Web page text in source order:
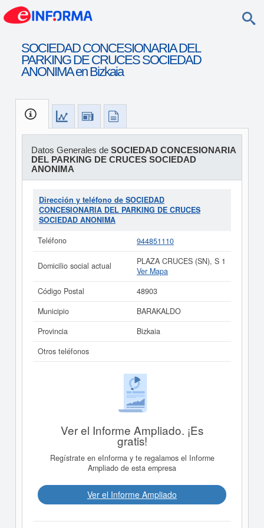
SOCIEDAD CONCESIONARIA DEL
PARKING DE CRUCES SOCIEDAD
ANONIMA en Bizkaia
Datos Generales de SOCIEDAD CONCESIONARIA
DEL PARKING DE CRUCES SOCIEDAD
ANONIMA
Dirección y teléfono de SOCIEDAD
CONCESIONARIA DEL PARKING DE CRUCES
SOCIEDAD ANONIMA
Teléfono
944851110
Domicilio social actual
PLAZA CRUCES (SN), S 1
Ver Mapa
Código Postal
48903
Municipio
BARAKALDO
Provincia
Bizkaia
Otros teléfonos
Ver el Informe Ampliado. ¡Es
gratis!
Regístrate en eInforma y te regalamos el Informe
Ampliado de esta empresa
Ver el Informe Ampliado